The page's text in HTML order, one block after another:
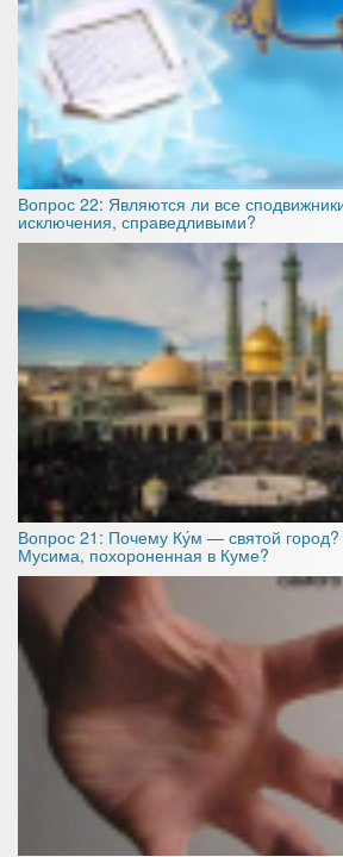
Вопрос 22: Являются ли все
исключения, справедливыми?
Вопрос 21: Почему Ку́м — святой
Мусима, похороненная в Куме?